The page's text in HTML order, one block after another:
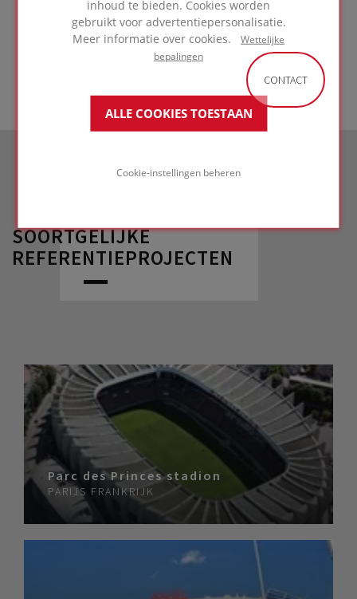
inhoud te bieden. Cookies worden
gebruikt voor advertentiepersonalisatie.
Meer informatie over cookies. Wettelijke
bepalingen
ALLE COOKIES TOESTAAN
Cookie-instellingen beheren
GA NAAR
TOEPASSING
SOORTGELIJKE
REFERENTIEPROJECTEN
Parc des Princes stadion
PARIJS FRANKRIJK
CONTACT